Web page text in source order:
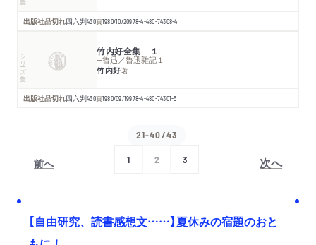
出版社品切れ四六判430頁1980/10/20978-4-480-74308-4
シリーズ・全集 竹内好全集 １
─魯迅／魯迅雜記１
竹内好著
出版社品切れ四六判430頁1980/09/19978-4-480-74301-5
前へ
21-40/43
1 2 3 次へ
【自由研究、読書感想文……】夏休みの宿題のおと